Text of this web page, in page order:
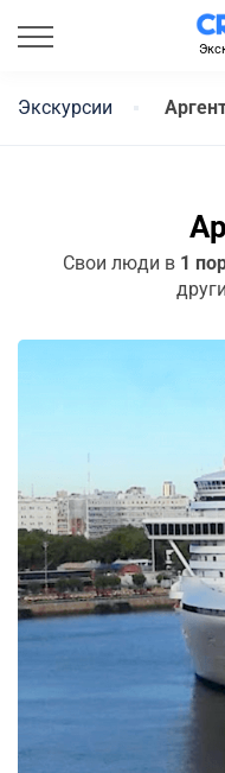
Экскурсии
Свои люди в 1